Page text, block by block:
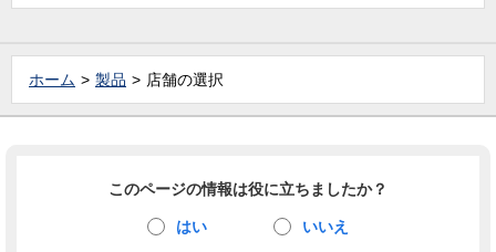
ホーム 製品 店舗の選択
このページの情報は役に立ちましたか？
はい いいえ